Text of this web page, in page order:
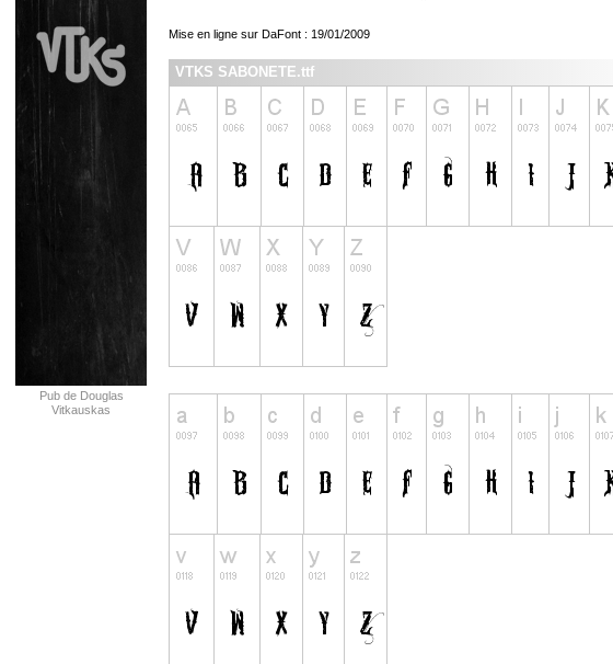
Pub de Douglas
Vitkauskas
Mise en ligne sur DaFont : 19/01/2009
VTKS SABONETE.ttf